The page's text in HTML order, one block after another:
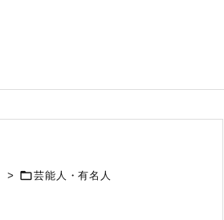
> 芸能人・有名人